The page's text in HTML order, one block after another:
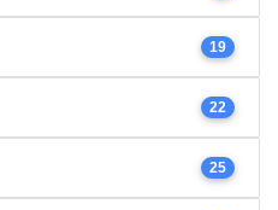
19
22
25